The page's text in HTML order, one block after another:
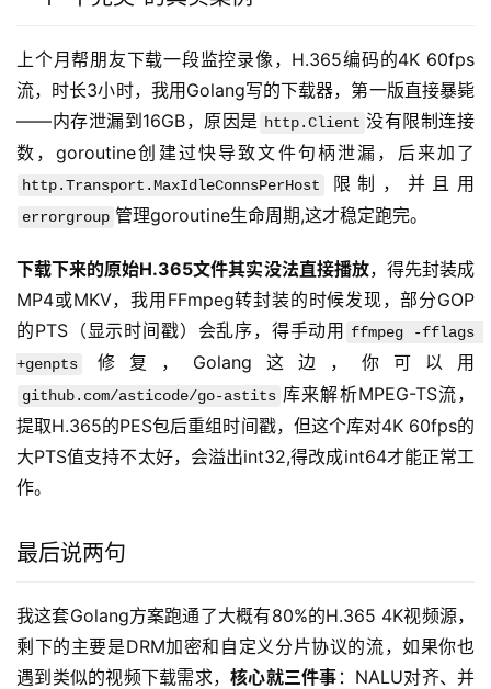
上个月帮朋友下载一段监控录像，H.365编码的4K 60fps
流，时长3小时，我用Golang写的下载器，第一版直接暴毙
——内存泄漏到16GB，原因是 http.Client 没有限制连接
数，goroutine创建过快导致文件句柄泄漏，后来加了
http.Transport.MaxIdleConnsPerHost 限制，并且用
errorgroup 管理goroutine生命周期,这才稳定跑完。
下载下来的原始H.365文件其实没法直接播放，得先封装成
MP4或MKV，我用FFmpeg转封装的时候发现，部分GOP
的PTS（显示时间戳）会乱序，得手动用
ffmpeg -fflags
+genpts
修复，Golang这边，你可以用
github.com/asticode/go-astits 库来解析MPEG-TS流，
提取H.365的PES包后重组时间戳，但这个库对4K 60fps的
大PTS值支持不太好，会溢出int32,得改成int64才能正常工
作。
最后说两句
我这套Golang方案跑通了大概有80%的H.365 4K视频源，
剩下的主要是DRM加密和自定义分片协议的流，如果你也
遇到类似的视频下载需求，核心就三件事 ：NALU对齐、并